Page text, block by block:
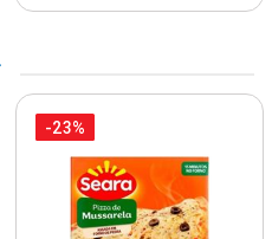
-23%